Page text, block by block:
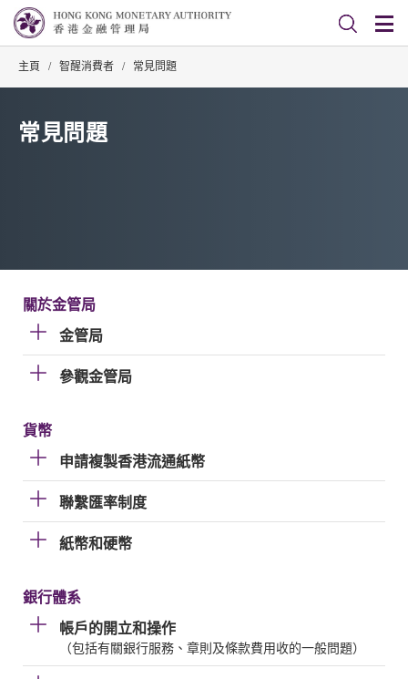
主頁 / 智醒消費者 / 常見問題
常見問題
關於金管局
金管局
參觀金管局
貨幣
申請複製香港流通紙幣
聯繫匯率制度
紙幣和硬幣
銀行體系
帳戶的開立和操作
（包括有關銀行服務、章則及條款費用收的一般問題）